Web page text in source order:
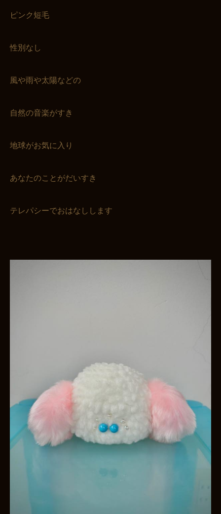
お買い物を続ける カートへ進む
ピンク短毛
性別なし
風や雨や太陽などの
自然の音楽がすき
地球がお気に入り
あなたのことがだいすき
テレパシーでおはなしします